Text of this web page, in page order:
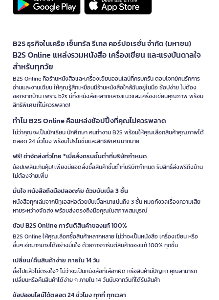
B2S ธุรกิจในเครือ เซ็นทรัล รีเทล คอร์ปอเรชั่น จำกัด (มหาชน)
B2S Online แหล่งรวมหนังสือ เครื่องเขียน และแรงบันดาลใจ
สำหรับทุกวัย
B2S Online คือร้านหนังสือและเครื่องเขียนออนไลน์ที่ครบครัน ตอบโจทย์คนรักการ
อ่านและงานเขียน ให้คุณรู้สึกเหมือนมีร้านหนังสือใกล้ฉันอยู่ในมือ ช้อปง่าย ไม่ต้อง
ออกจากบ้าน เพราะ b2s มีทั้งหนังสือหลากหลายแนวและเครื่องเขียนคุณภาพ พร้อม
สิทธิพิเศษที่ไม่ควรพลาด!
ทำไม B2S Online คือแหล่งช้อปปิ้งที่คุณไม่ควรพลาด
ไม่ว่าคุณจะเป็นนักเรียน นักศึกษา คนทำงาน B2S พร้อมให้คุณเลือกสินค้าคุณภาพได้
ตลอด 24 ชั่วโมง พร้อมโปรโมชั่นและสิทธิพิเศษมากมาย
ฟรี! ค่าจัดส่งทั่วไทย *เมื่อสั่งครบขั้นต่ำที่บริษัทกำหนด
ช้อปเพลินเกินคุ้ม! เพียงมียอดสั่งซื้อสินค้าขั้นต่ำที่บริษัทกำหนด รับสิทธิ์ส่งฟรีถึงบ้าน
ไม่ต้องจ่ายเพิ่ม
มั่นใจ หนังสือถึงมือปลอดภัย ด้วยบับเบิ้ล 3 ชั้น
หนังสือทุกเล่มจากบีทูเอสห่อด้วยบับเบิ้ลหนาแน่นถึง 3 ชั้น หมดกังวลเรื่องความเสีย
หายระหว่างจัดส่ง พร้อมส่งตรงถึงมือคุณในสภาพสมบูรณ์
ช้อป B2S Online การันตีสินค้าของแท้ 100%
B2S Online ให้คุณเลือกซื้อสินค้าหลากหลาย ไม่ว่าจะเป็นหนังสือ เครื่องเขียน หรือ
อื่นๆ อีกมากมายได้อย่างมั่นใจ ด้วยการการันตีสินค้าของแท้ 100% ทุกชิ้น
เปลี่ยน/คืนสินค้าง่าย ภายใน 14 วัน
ซื้อไปแล้วไม่ตรงใจ? ไม่ว่าจะเป็นหนังสือที่เลือกผิด หรือสินค้ามีปัญหา คุณสามารถ
เปลี่ยนหรือคืนสินค้าได้ง่าย ๆ ภายใน 14 วันนับจากวันที่ได้รับสินค้า
ช้อปออนไลน์ได้ตลอด 24 ชั่วโมง ทุกที่ ทุกเวลา